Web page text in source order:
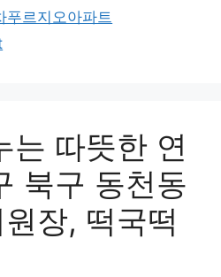
푸르지오아파트
는 따뜻한 연
북구 동천동
장, 떡국떡